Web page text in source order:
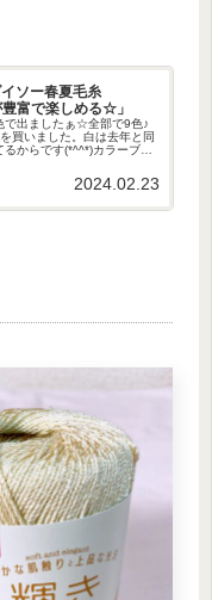
ソー春夏毛糸
富で楽しめる☆」
で出ましたぁ☆全部で9色♪
買いました。白は去年と同
るからです(*^^*)カラーブラ
ルラベンダー薄めの色合い
2024.02.23